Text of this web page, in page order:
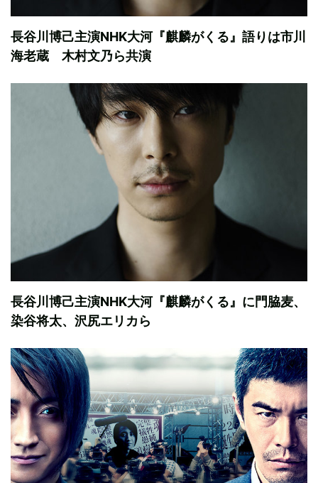
長谷川博己主演NHK大河『麒麟がくる』語りは市川
海老蔵 木村文乃ら共演
長谷川博己主演NHK大河『麒麟がくる』に門脇麦、
染谷将太、沢尻エリカら